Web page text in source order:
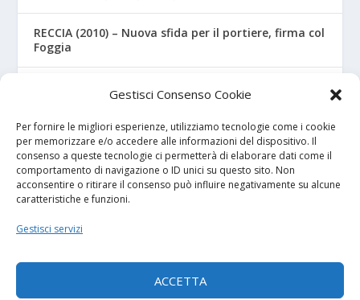
Gestisci Consenso Cookie
Per fornire le migliori esperienze, utilizziamo tecnologie come i cookie
per memorizzare e/o accedere alle informazioni del dispositivo. Il
consenso a queste tecnologie ci permetterà di elaborare dati come il
comportamento di navigazione o ID unici su questo sito. Non
acconsentire o ritirare il consenso può influire negativamente su alcune
caratteristiche e funzioni.
Gestisci servizi
ACCETTA
RECCIA (2010) – Nuova sfida per il portiere, firma col
Foggia
RIZZO – Dalla “Fratelli Bandiera” al Crotone: la
favola di Christian
I NOSTRI SPONSOR
Calcio Panchina